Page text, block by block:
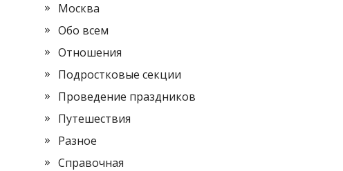
Москва
Обо всем
Отношения
Подростковые секции
Проведение праздников
Путешествия
Разное
Справочная